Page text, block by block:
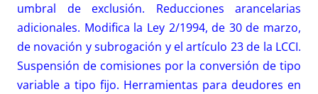
umbral de exclusión. Reducciones arancelarias
adicionales. Modifica la Ley 2/1994, de 30 de marzo,
de novación y subrogación y el artículo 23 de la LCCI.
Suspensión de comisiones por la conversión de tipo
variable a tipo fijo. Herramientas para deudores en